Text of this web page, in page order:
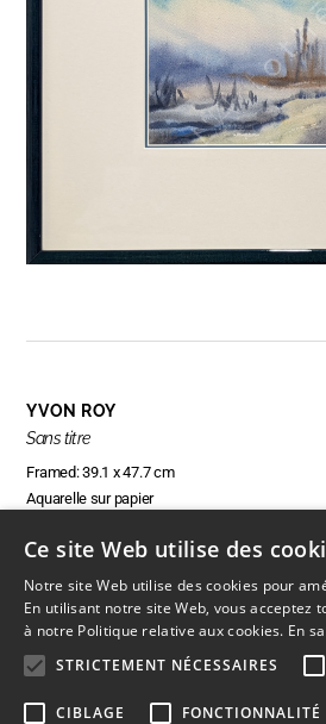
YVON ROY
Sans titre
Framed: 39.1 x 47.7 cm
Aquarelle sur papier
RÉSERVER CETTE OEUVRE
Ce site Web utilise des
Notre site Web utilise des cookies pour
En utilisant notre site Web, vous acceptez
à notre Politique relative aux cookies. En
STRICTEMENT NÉCESSAIRES
CIBLAGE FONCTIONNALITÉ